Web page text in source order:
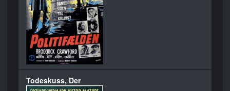
Todeskuss, Der